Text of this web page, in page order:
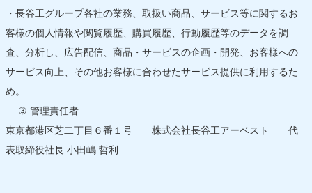
・長谷工グループ各社の業務、取扱い商品、サービス等に関するお
客様の個人情報や閲覧履歴、購買履歴、行動履歴等のデータを調
査、分析し、広告配信、商品・サービスの企画・開発、お客様への
サービス向上、その他お客様に合わせたサービス提供に利用するた
め。
③ 管理責任者
東京都港区芝二丁目６番１号 株式会社長谷工アーベスト 代
表取締役社長 小田嶋 哲利